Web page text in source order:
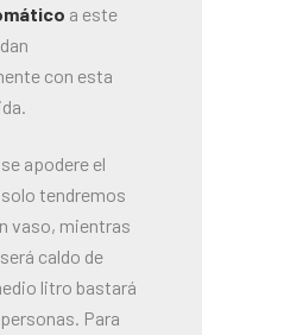
a este
con esta
apodere el
tendremos
vaso, mientras
caldo de
litro bastará
Para